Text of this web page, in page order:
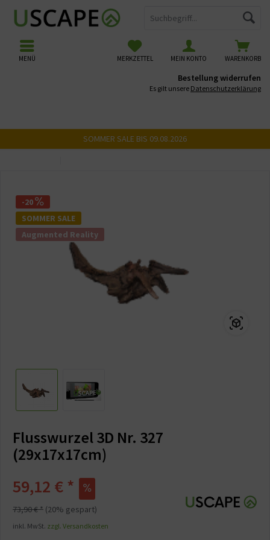
WARENKORB
MERKZETTEL MEIN KONTO
MENÜ
Bestellung widerrufen
Es gilt unsere Datenschutzerklärung
SOMMER SALE BIS 09.08.2026
-20
SOMMER SALE
Augmented Reality
Flusswurzel 3D Nr. 327
(29x17x17cm)
59,12 € *
73,90 € * (20% gespart)
inkl. MwSt. zzgl. Versandkosten